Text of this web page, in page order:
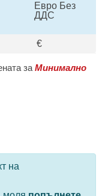
Евро Без
ДДС
€
за Минимално
се ползват
на